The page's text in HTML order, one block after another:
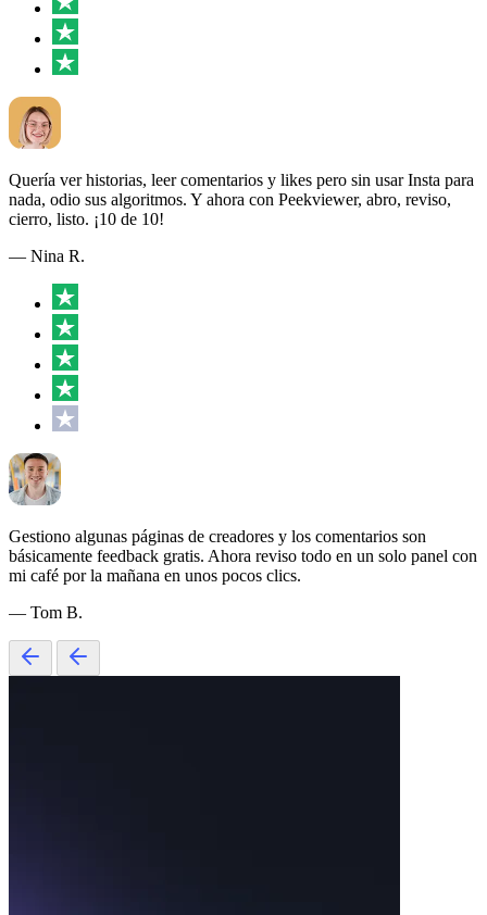
Quería ver historias, leer comentarios y likes pero sin usar Insta para
nada, odio sus algoritmos. Y ahora con Peekviewer, abro, reviso,
cierro, listo. ¡10 de 10!
— Nina R.
Gestiono algunas páginas de creadores y los comentarios son
básicamente feedback gratis. Ahora reviso todo en un solo panel con
mi café por la mañana en unos pocos clics.
— Tom B.